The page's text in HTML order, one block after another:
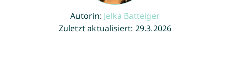
Autorin: Jelka Batteiger
Zuletzt aktualisiert: 29.3.2026